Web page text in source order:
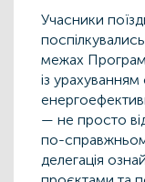
Учасники
межах
із
— не просто
по-
делегація